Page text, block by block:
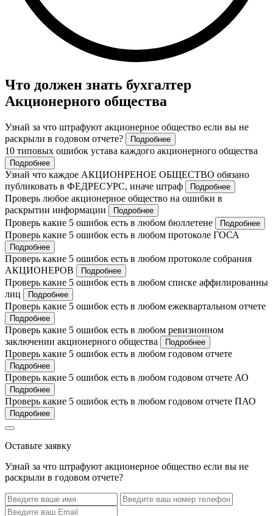
Что должен знать бухгалтер
Акционерного общества
Узнай за что штрафуют акционерное общество если вы не
раскрыли в годовом отчете?
Подробнее
10 типовых ошибок устава каждого акционерного общества
Подробнее
Узнай что каждое АКЦИОНРЕНОЕ ОБЩЕСТВО обязано
публиковать в ФЕДРЕСУРС, иначе штраф
Подробнее
Проверь любое акционерное общество на ошибки в
раскрытии информации
Подробнее
Проверь какие 5 ошибок есть в любом бюллетене Подробнее
Проверь какие 5 ошибок есть в любом протоколе ГОСА
Подробнее
Проверь какие 5 ошибок есть в любом протоколе собрания
АКЦИОНЕРОВ
Подробнее
Проверь какие 5 ошибок есть в любом списке аффилированны
лиц
Подробнее
Проверь какие 5 ошибок есть в любом ежеквартальном отчете
Подробнее
Проверь какие 5 ошибок есть в любом ревизионном
заключении акционерного общества
Подробнее
Проверь какие 5 ошибок есть в любом годовом отчете
Подробнее
Проверь какие 5 ошибок есть в любом годовом отчете АО
Подробнее
Проверь какие 5 ошибок есть в любом годовом отчете ПАО
Подробнее
Оставьте заявку
Узнай за что штрафуют акционерное общество если вы не
раскрыли в годовом отчете?